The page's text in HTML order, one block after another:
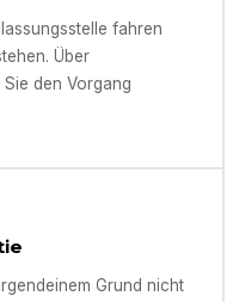
fahren
Über
den Vorgang
Grund nicht